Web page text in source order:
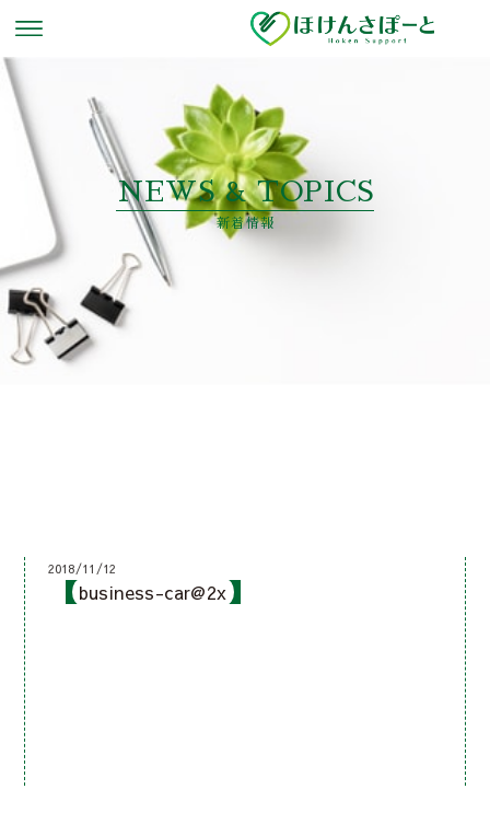
NEWS & TOPICS
新着情報
2018/11/12
business-car@2x